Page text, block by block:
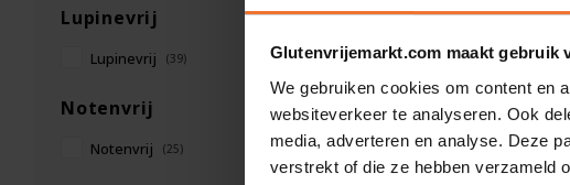
Glutenvrijemarkt.com maakt gebruik
We gebruiken cookies om content en
websiteverkeer te analyseren. Ook
media, adverteren en analyse. Deze
verstrekt of die ze hebben verzameld
Lupinevrij
Lupinevrij (39)
Notenvrij
Notenvrij (25)
Bauck Mühle
met Vanille -
Glutenvrij
325 gram
€4,99